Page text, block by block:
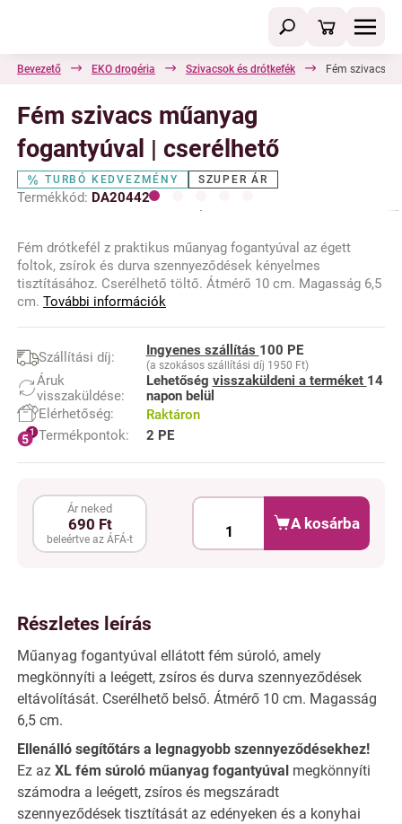
Bevezető EKO drogéria Szivacsok és drótkefék Fém szivacs
Fém szivacs műanyag
fogantyúval | cserélhető
TURBÓ KEDVEZMÉNY SZUPER ÁR
Termékkód: DA20442
Fém drótkefél z praktikus műanyag fogantyúval az égett
foltok, zsírok és durva szennyeződések kényelmes
tisztításához. Cserélhető töltő. Átmérő 10 cm. Magasság 6,5
cm. További információk
Szállítási díj: Ingyenes szállítás 100 PE
(a szokásos szállítási díj 1950 Ft)
Áruk
visszaküldése:
Lehetőség visszaküldeni a terméket 14
napon belül
Elérhetőség:
Raktáron
Termékpontok:
2 PE
Ár neked
690 Ft
beleértve az ÁFÁ-t
A kosárba
Részletes leírás
Műanyag fogantyúval ellátott fém súroló, amely
megkönnyíti a leégett, zsíros és durva szennyeződések
eltávolítását. Cserélhető belső. Átmérő 10 cm. Magasság
6,5 cm.
Ellenálló segítőtárs a legnagyobb szennyeződésekhez!
Ez az XL fém súroló műanyag fogantyúval megkönnyíti
számodra a leégett, zsíros és megszáradt
szennyeződések tisztítását az edényeken és a konyhai